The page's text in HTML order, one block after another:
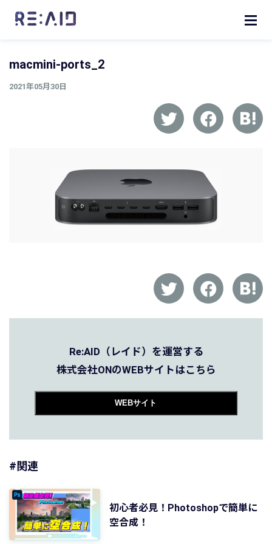
macmini-ports_2
2021年05月30日
Re:AID（レイド）を運営する
株式会社ONのWEBサイトはこちら
WEBサイト
#関連
初心者必見！Photoshopで簡単に
空合成！